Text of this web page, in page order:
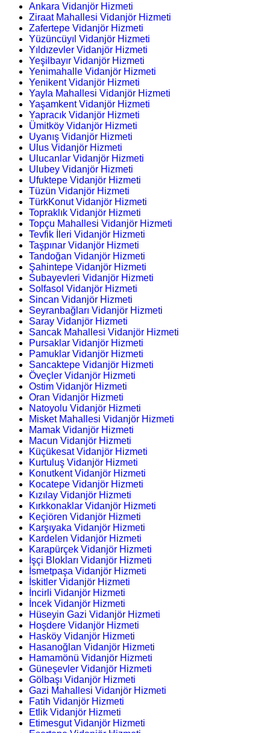
Ankara Vidanjör Hizmeti
Ziraat Mahallesi Vidanjör Hizmeti
Zafertepe Vidanjör Hizmeti
Yüzüncüyıl Vidanjör Hizmeti
Yıldızevler Vidanjör Hizmeti
Yeşilbayır Vidanjör Hizmeti
Yenimahalle Vidanjör Hizmeti
Yenikent Vidanjör Hizmeti
Yayla Mahallesi Vidanjör Hizmeti
Yaşamkent Vidanjör Hizmeti
Yapracık Vidanjör Hizmeti
Ümitköy Vidanjör Hizmeti
Uyanış Vidanjör Hizmeti
Ulus Vidanjör Hizmeti
Ulucanlar Vidanjör Hizmeti
Ulubey Vidanjör Hizmeti
Ufuktepe Vidanjör Hizmeti
Tüzün Vidanjör Hizmeti
TürkKonut Vidanjör Hizmeti
Topraklık Vidanjör Hizmeti
Topçu Mahallesi Vidanjör Hizmeti
Tevfik İleri Vidanjör Hizmeti
Taşpınar Vidanjör Hizmeti
Tandoğan Vidanjör Hizmeti
Şahintepe Vidanjör Hizmeti
Subayevleri Vidanjör Hizmeti
Solfasol Vidanjör Hizmeti
Sincan Vidanjör Hizmeti
Seyranbağları Vidanjör Hizmeti
Saray Vidanjör Hizmeti
Sancak Mahallesi Vidanjör Hizmeti
Pursaklar Vidanjör Hizmeti
Pamuklar Vidanjör Hizmeti
Sancaktepe Vidanjör Hizmeti
Öveçler Vidanjör Hizmeti
Ostim Vidanjör Hizmeti
Oran Vidanjör Hizmeti
Natoyolu Vidanjör Hizmeti
Misket Mahallesi Vidanjör Hizmeti
Mamak Vidanjör Hizmeti
Macun Vidanjör Hizmeti
Küçükesat Vidanjör Hizmeti
Kurtuluş Vidanjör Hizmeti
Konutkent Vidanjör Hizmeti
Kocatepe Vidanjör Hizmeti
Kızılay Vidanjör Hizmeti
Kırkkonaklar Vidanjör Hizmeti
Keçiören Vidanjör Hizmeti
Karşıyaka Vidanjör Hizmeti
Kardelen Vidanjör Hizmeti
Karapürçek Vidanjör Hizmeti
İşçi Blokları Vidanjör Hizmeti
İsmetpaşa Vidanjör Hizmeti
İskitler Vidanjör Hizmeti
İncirli Vidanjör Hizmeti
İncek Vidanjör Hizmeti
Hüseyin Gazi Vidanjör Hizmeti
Hoşdere Vidanjör Hizmeti
Hasköy Vidanjör Hizmeti
Hasanoğlan Vidanjör Hizmeti
Hamamönü Vidanjör Hizmeti
Güneşevler Vidanjör Hizmeti
Gölbaşı Vidanjör Hizmeti
Gazi Mahallesi Vidanjör Hizmeti
Fatih Vidanjör Hizmeti
Etlik Vidanjör Hizmeti
Etimesgut Vidanjör Hizmeti